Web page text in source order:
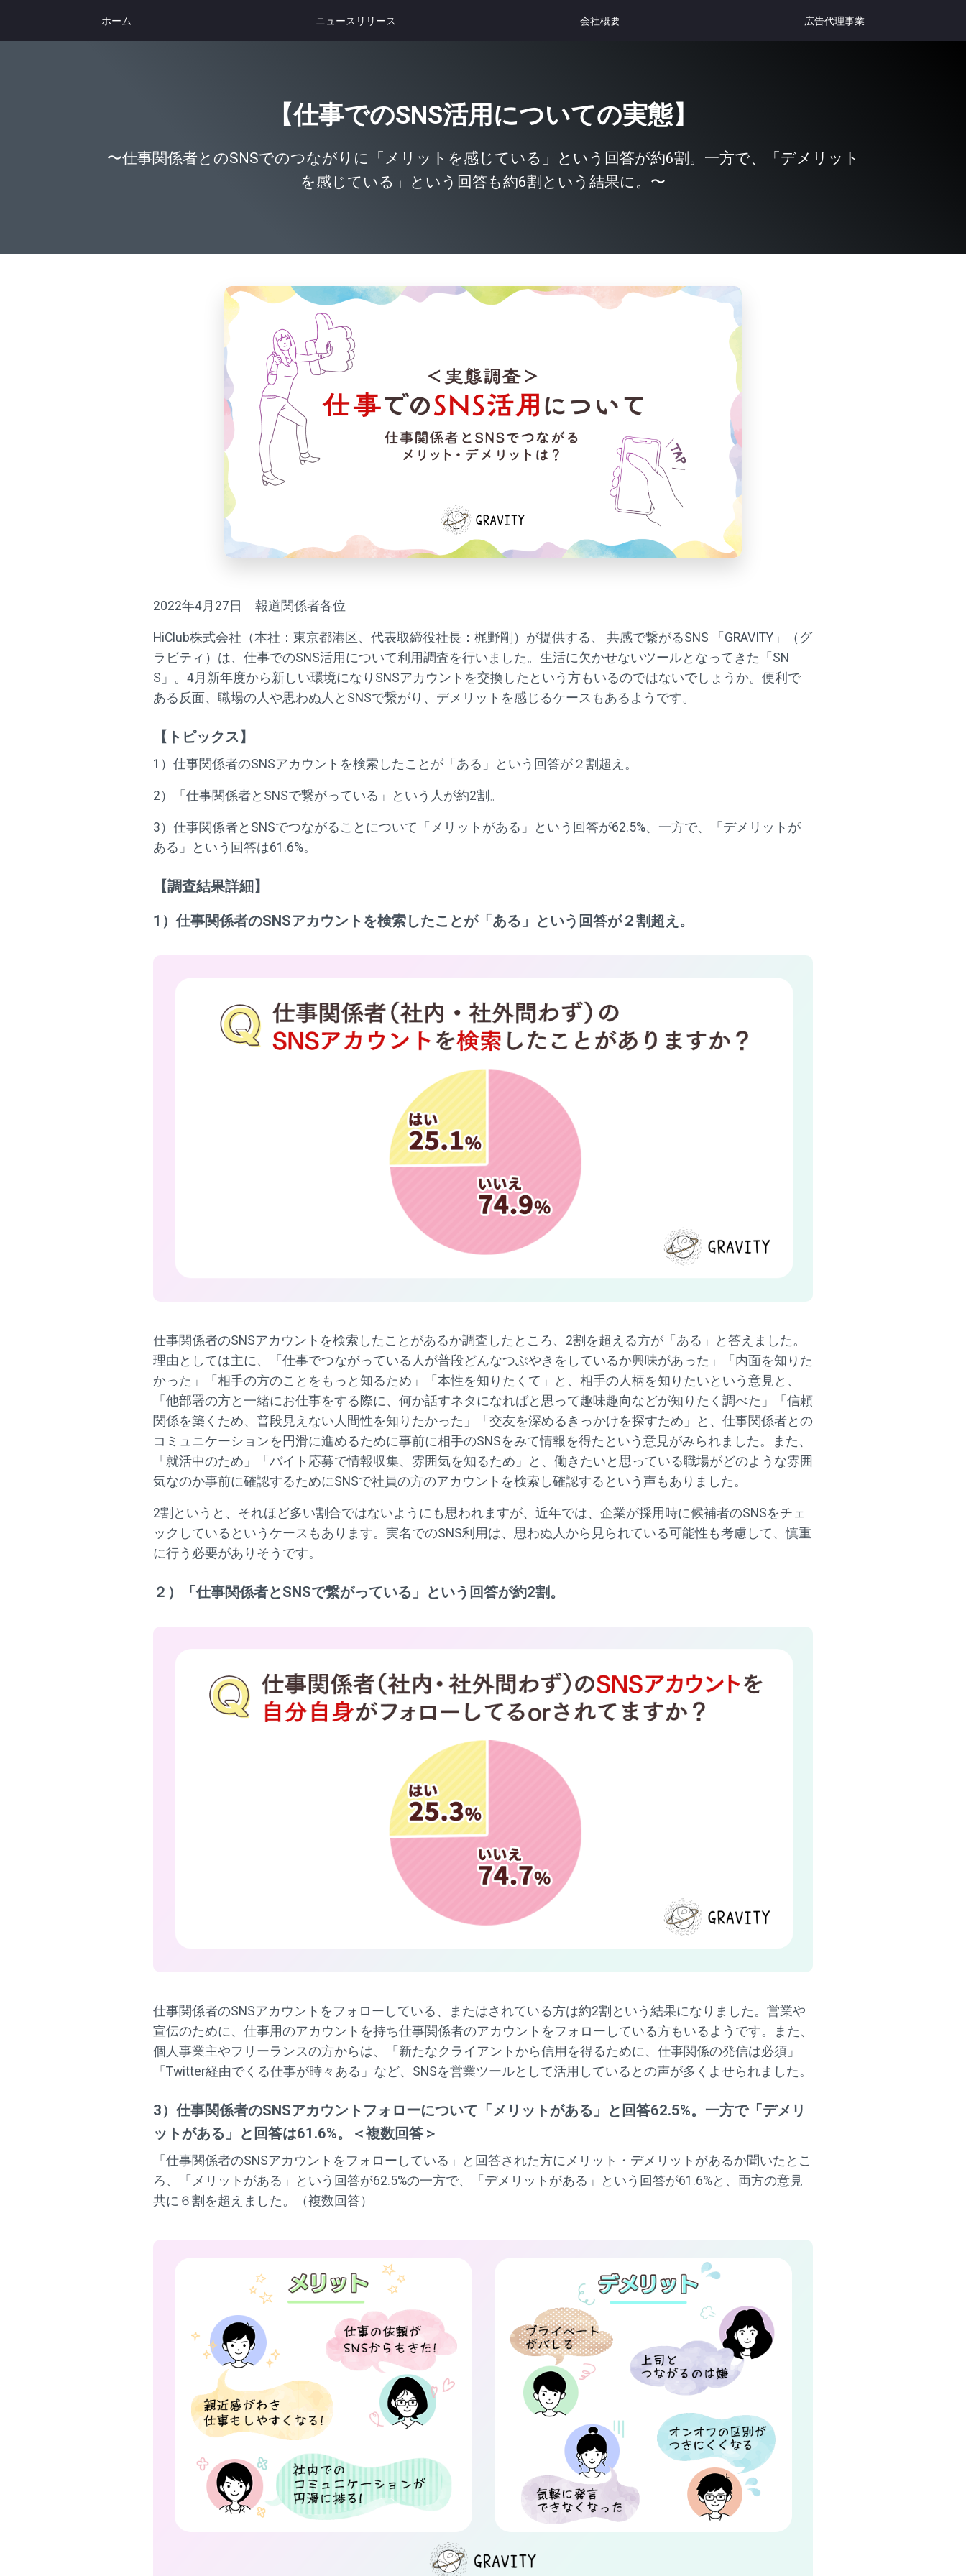
ホーム ニュースリリース 会社概要 広告代理事業
【仕事でのSNS活用についての実態】
〜仕事関係者とのSNSでのつながりに「メリットを感じている」という回答が約6割。一方で、「デメリット
を感じている」という回答も約6割という結果に。〜
2022年4月27日 報道関係者各位
HiClub株式会社（本社：東京都港区、代表取締役社長：梶野剛）が提供する、 共感で繋がるSNS 「GRAVITY」（グ
ラビティ）は、仕事でのSNS活用について利用調査を行いました。生活に欠かせないツールとなってきた「SN
S」。4月新年度から新しい環境になりSNSアカウントを交換したという方もいるのではないでしょうか。便利で
ある反面、職場の人や思わぬ人とSNSで繋がり、デメリットを感じるケースもあるようです。
【トピックス】
1）仕事関係者のSNSアカウントを検索したことが「ある」という回答が２割超え。
2）「仕事関係者とSNSで繋がっている」という人が約2割。
3）仕事関係者とSNSでつながることについて「メリットがある」という回答が62.5%、一方で、「デメリットが
ある」という回答は61.6%。
【調査結果詳細】
1）仕事関係者のSNSアカウントを検索したことが「ある」という回答が２割超え。
仕事関係者のSNSアカウントを検索したことがあるか調査したところ、2割を超える方が「ある」と答えました。
理由としては主に、「仕事でつながっている人が普段どんなつぶやきをしているか興味があった」「内面を知りた
かった」「相手の方のことをもっと知るため」「本性を知りたくて」と、相手の人柄を知りたいという意見と、
「他部署の方と一緒にお仕事をする際に、何か話すネタになればと思って趣味趣向などが知りたく調べた」「信頼
関係を築くため、普段見えない人間性を知りたかった」「交友を深めるきっかけを探すため」と、仕事関係者との
コミュニケーションを円滑に進めるために事前に相手のSNSをみて情報を得たという意見がみられました。また、
「就活中のため」「バイト応募で情報収集、雰囲気を知るため」と、働きたいと思っている職場がどのような雰囲
気なのか事前に確認するためにSNSで社員の方のアカウントを検索し確認するという声もありました。
2割というと、それほど多い割合ではないようにも思われますが、近年では、企業が採用時に候補者のSNSをチェ
ックしているというケースもあります。実名でのSNS利用は、思わぬ人から見られている可能性も考慮して、慎重
に行う必要がありそうです。
２）「仕事関係者とSNSで繋がっている」という回答が約2割。
仕事関係者のSNSアカウントをフォローしている、またはされている方は約2割という結果になりました。営業や
宣伝のために、仕事用のアカウントを持ち仕事関係者のアカウントをフォローしている方もいるようです。また、
個人事業主やフリーランスの方からは、「新たなクライアントから信用を得るために、仕事関係の発信は必須」
「Twitter経由でくる仕事が時々ある」など、SNSを営業ツールとして活用しているとの声が多くよせられました。
3）仕事関係者のSNSアカウントフォローについて「メリットがある」と回答62.5%。一方で「デメリ
ットがある」と回答は61.6%。＜複数回答＞
「仕事関係者のSNSアカウントをフォローしている」と回答された方にメリット・デメリットがあるか聞いたとこ
ろ、「メリットがある」という回答が62.5%の一方で、「デメリットがある」という回答が61.6%と、両方の意見
共に６割を超えました。（複数回答）